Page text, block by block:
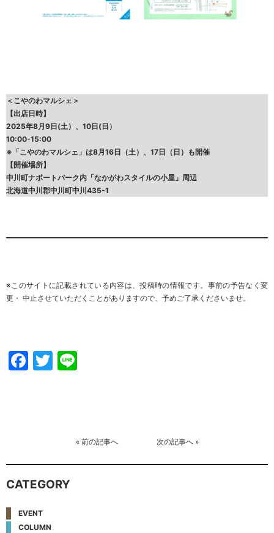
＜こやのわマルシェ＞
【出店日時】
2025年8月9日(土）、10日(日）
10:00-15:00
※「こやのわマルシェ」は8月16日（土）、17日（日）も開催
【開催場所】
中川町ナポートパーク内「なかがわスタイルの小屋」周辺
北海道中川郡中川町中川435-1
※このサイトに記載されている内容は、投稿時の情報です。事前の予告なく変
更・ 中止させていただくことがありますので、 予めご了承くださいませ。
Facebook
Twitter
« 前の記事へ 次の記事へ»
CATEGORY
EVENT
COLUMN